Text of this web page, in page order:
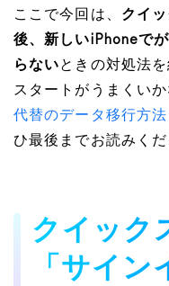
ここで今回は、 クイ
後、新しいiPhoneで
らないときの対処法
スタートがうまくい
代替のデータ移行方法
ひ最後までお読みくだ
クイック
「サイン